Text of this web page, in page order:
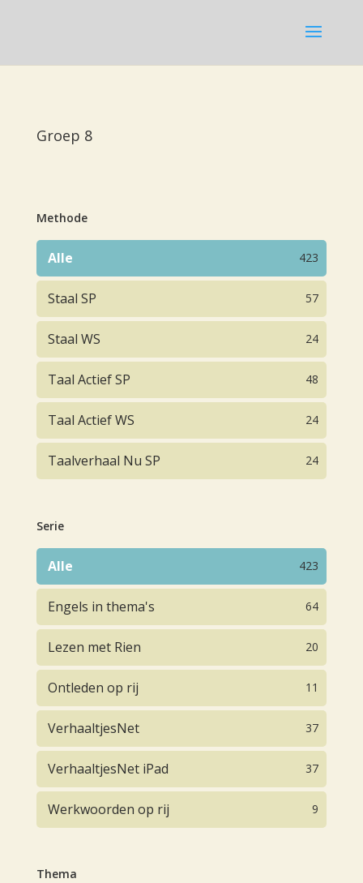
Groep 8
Methode
Alle 423
Staal SP 57
Staal WS 24
Taal Actief SP 48
Taal Actief WS 24
Taalverhaal Nu SP 24
Serie
Alle 423
Engels in thema's 64
Lezen met Rien 20
Ontleden op rij 11
VerhaaltjesNet 37
VerhaaltjesNet iPad 37
Werkwoorden op rij 9
Thema